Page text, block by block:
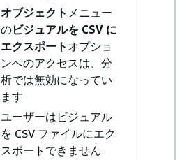
オブジェクト メニュー
のビジュアルを CSV に
エクスポート オプショ
ンへのアクセスは、分
析では無効になってい
ます
ユーザーはビジュアル
を CSV ファイルにエク
スポートできません